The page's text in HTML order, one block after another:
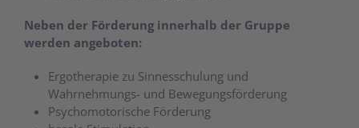
Neben der Förderung innerhalb der Gruppe
werden angeboten:
Ergotherapie zu Sinnesschulung und
Wahrnehmungs- und Bewegungsförderung
Psychomotorische Förderung